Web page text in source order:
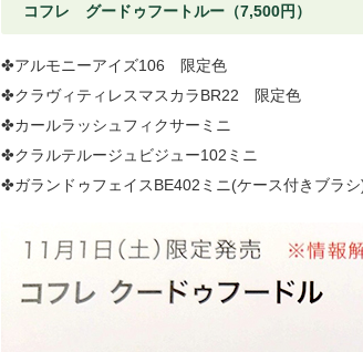
コフレ グードゥフートルー（7,500円）
✤アルモニーアイズ106 限定色
✤クラヴィティレスマスカラBR22 限定色
✤カールラッシュフィクサーミニ
✤クラルテルージュビジュー102ミニ
✤ガランドゥフェイスBE402ミニ(ケース付きブラシ